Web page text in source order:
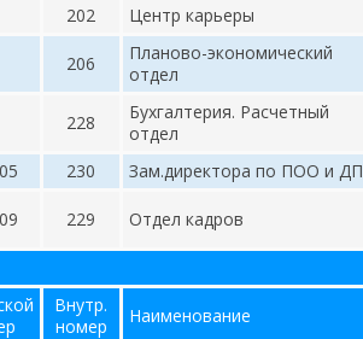
202 Центр карьеры
206
Планово-экономический
отдел
228
Бухгалтерия. Расчетный
отдел
230 Зам.директора по ПОО и ДП
229 Отдел кадров
Внутр.
номер
Наименование